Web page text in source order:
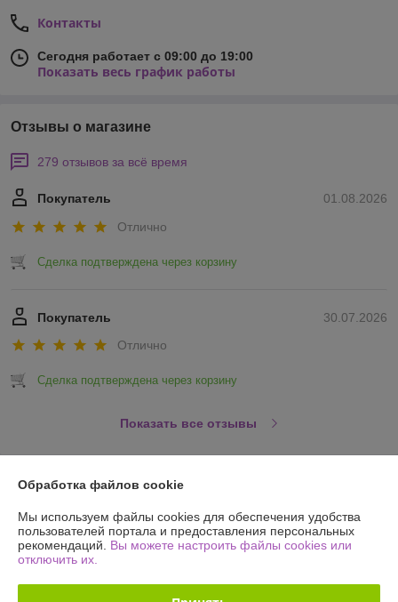
Контакты
Сегодня работает с 09:00 до 19:00
Показать весь график работы
Отзывы о магазине
279 отзывов за всё время
01.08.2026
Покупатель
Отлично
Сделка подтверждена через корзину
30.07.2026
Покупатель
Отлично
Сделка подтверждена через корзину
Показать все отзывы
О нас
Контакты
Доставка и оплата
Обработка файлов cookie
Мы используем файлы cookies для обеспечения удобства
пользователей портала и предоставления персональных
рекомендаций. Вы можете настроить файлы cookies или
отключить их.